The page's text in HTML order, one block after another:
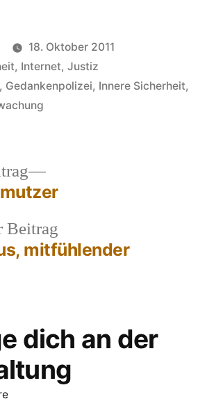
18. Oktober 2011
, Internet, Justiz
Gedankenpolizei, Innere Sicherheit,
Beitrag
Beitrag:
mitfühlender
Nächster
Beitrag:
dich an der